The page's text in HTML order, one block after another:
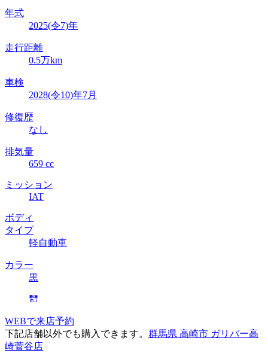
年式
2025(令7)年
走行距離
0.5万km
車検
2028(令10)年7月
修復歴
なし
排気量
659 cc
ミッション
IAT
ボディ
タイプ
軽自動車
カラー
黒
WEBで来店予約
下記店舗以外でも購入できます。 群馬県 高崎市 ガリバー高
崎菅谷店